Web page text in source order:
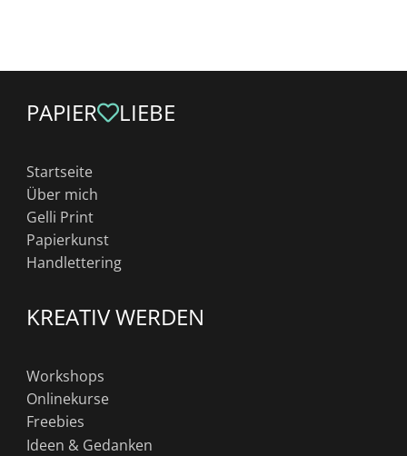
PAPIER LIEBE
Startseite
Über mich
Gelli Print
Papierkunst
Handlettering
KREATIV WERDEN
Workshops
Onlinekurse
Freebies
Ideen & Gedanken